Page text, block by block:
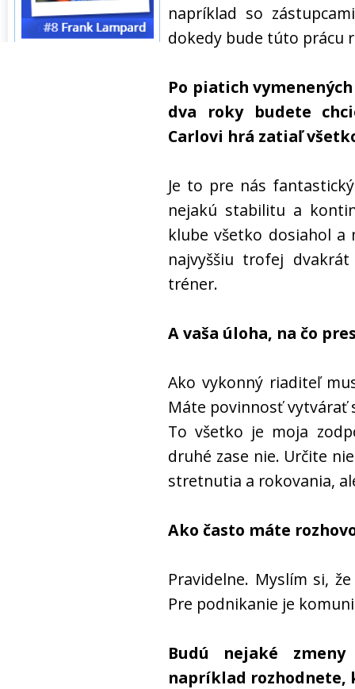
napríklad so
dokedy bude túto prácu
Po piatich
dva roky budete
Carlovi hrá zatiaľ
Je to pre nás
nejakú stabilitu a
klube všetko dosiahol a
najvyššiu trofej
tréner.
A vaša úloha, na čo
Ako vykonný riaditeľ
Máte povinnosť vytvárať
To všetko je moja
druhé zase nie. Určite
stretnutia a rokovania,
Ako často máte
Pravidelne. Myslím si,
Pre podnikanie je
Budú nejaké
napríklad rozhodnete,